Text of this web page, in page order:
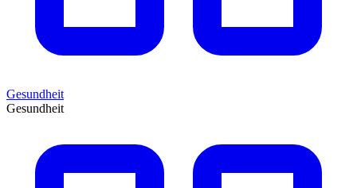
Gesundheit
Gesundheit